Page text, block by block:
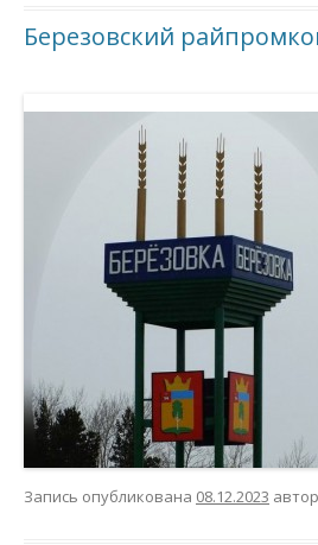
Березовский
Запись опубликована 08.12.2023